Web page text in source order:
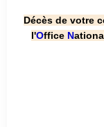
Décès de votre
l'Office N